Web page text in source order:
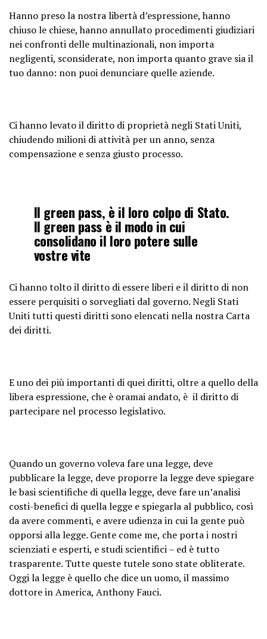
Hanno preso la nostra libertà d’espressione, hanno
chiuso le chiese, hanno annullato procedimenti giudiziari
nei confronti delle multinazionali, non importa
negligenti, sconsiderate, non importa quanto grave sia il
tuo danno: non puoi denunciare quelle aziende.
Ci hanno levato il diritto di proprietà negli Stati Uniti,
chiudendo milioni di attività per un anno, senza
compensazione e senza giusto processo.
Il green pass, è il loro colpo di Stato.
Il green pass è il modo in cui
consolidano il loro potere sulle
vostre vite
Ci hanno tolto il diritto di essere liberi e il diritto di non
essere perquisiti o sorvegliati dal governo. Negli Stati
Uniti tutti questi diritti sono elencati nella nostra Carta
dei diritti.
E uno dei più importanti di quei diritti, oltre a quello della
libera espressione, che è oramai andato, è il diritto di
partecipare nel processo legislativo.
Quando un governo voleva fare una legge, deve
pubblicare la legge, deve proporre la legge deve spiegare
le basi scientifiche di quella legge, deve fare un’analisi
costi-benefici di quella legge e spiegarla al pubblico, così
da avere commenti, e avere udienza in cui la gente può
opporsi alla legge. Gente come me, che porta i nostri
scienziati e esperti, e studi scientifici – ed è tutto
trasparente. Tutte queste tutele sono state obliterate.
Oggi la legge è quello che dice un uomo, il massimo
dottore in America, Anthony Fauci.